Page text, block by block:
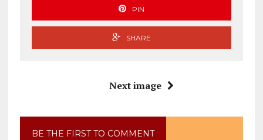
PIN
SHARE
Next image
BE THE FIRST TO COMMENT